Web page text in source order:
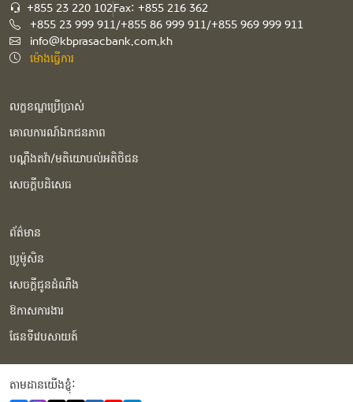
+855 23 220 102Fax: +855 216 362
+855 23 999 911/+855 86 999 911/+855 969 999 911
info@kbprasacbank.com.kh
ម៉ោងធ្វើការ
លក្ខខណ្ឌប្រើប្រាស់
គោលការណ៍ឯកជនភាព
បណ្ដឹងតវ៉ា/មតិយោបល់អតិថិជន
សេចក្ដីបដិសេធ
ព័ត៌មាន
ប្រូម៉ូសិន
សេចក្ដីជូនដំណឹង
ឱកាសការងារ
ផែនទីវេបសាយត៍
តាមដានយើងខ្ញុំំ: